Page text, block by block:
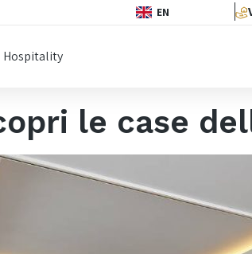
EN
Hospitality
le case